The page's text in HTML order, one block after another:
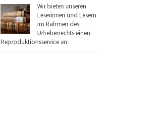
Wir bieten unseren
Leserinnen und Lesern
im Rahmen des
Urheberrechts einen
Reproduktionsservice an.